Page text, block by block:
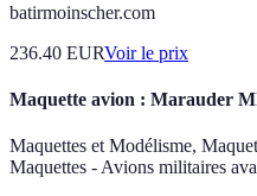
batirmoinscher.com
236.40 EURVoir le prix
Maquette avion : Marauder
Maquettes et Modélisme,
Maquettes - Avions militaires